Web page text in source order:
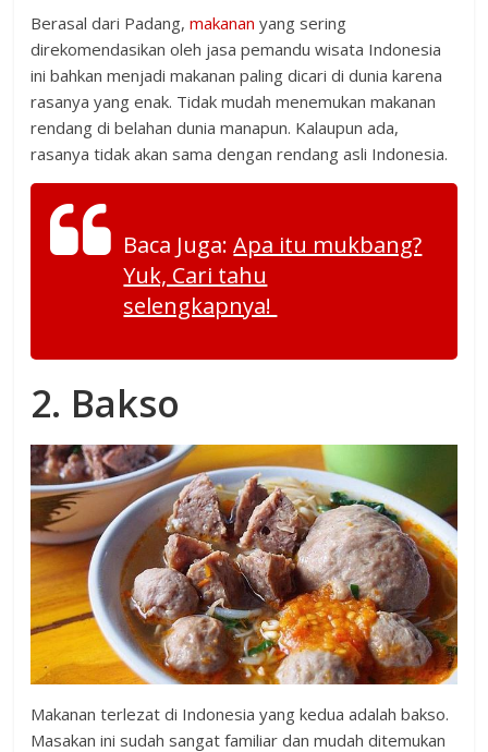
Berasal dari Padang,makanan yang sering
direkomendasikan oleh jasa pemandu wisata Indonesia
ini bahkan menjadi makanan paling dicari di dunia karena
rasanya yang enak. Tidak mudah menemukan makanan
rendang di belahan dunia manapun. Kalaupun ada,
rasanya tidak akan sama dengan rendang asli Indonesia.
Baca Juga:Apa itu mukbang?
Yuk, Cari tahu
selengkapnya!
2. Bakso
Makanan terlezat di Indonesia yang kedua adalah bakso.
Masakan ini sudah sangat familiar dan mudah ditemukan